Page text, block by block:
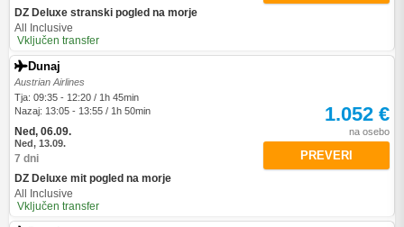
DZ Deluxe stranski pogled na morje
All Inclusive
Vključen transfer
Dunaj
Austrian Airlines
Tja: 09:35 - 12:20 / 1h 45min
Nazaj: 13:05 - 13:55 / 1h 50min
Ned, 06.09.
Ned, 13.09.
7 dni
DZ Deluxe mit pogled na morje
All Inclusive
Vključen transfer
1.052 €
na osebo
PREVERI